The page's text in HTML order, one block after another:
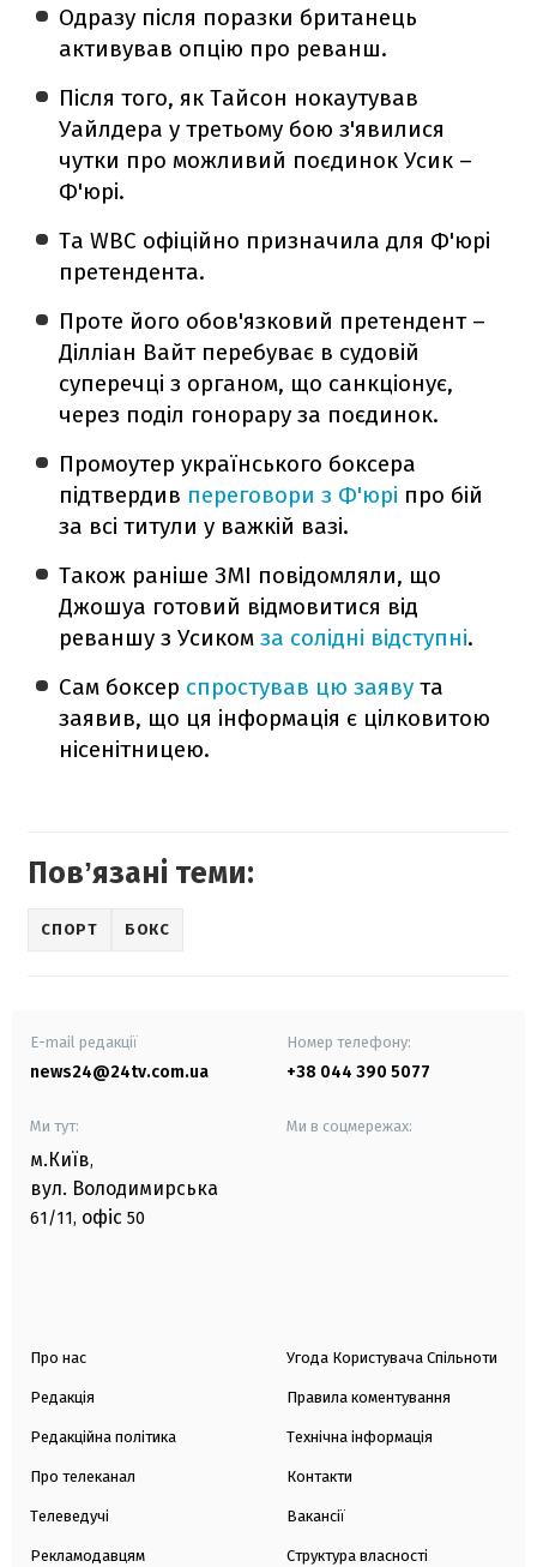
Одразу після поразки британець
активував опцію про реванш.
Після того, як Тайсон нокаутував
Уайлдера у третьому бою з'явилися
чутки про можливий поєдинок Усик –
Ф'юрі.
Та WBC офіційно призначила для Ф'юрі
претендента.
Проте його обов'язковий претендент –
Ділліан Вайт перебуває в судовій
суперечці з органом, що санкціонує,
через поділ гонорару за поєдинок.
Промоутер українського боксера
підтвердив переговори з Ф'юрі про бій
за всі титули у важкій вазі.
Також раніше ЗМІ повідомляли, що
Джошуа готовий відмовитися від
реваншу з Усикомза солідні відступні.
Сам боксер спростував цю заяву та
заявив, що ця інформація є цілковитою
нісенітницею.
Повʼязані теми:
СПОРТ БОКС
E-mail редакції
news24@24tv.com.ua
Номер телефону:
+38 044 390 5077
Ми тут:
м.Київ,
вул. Володимирська
61/11, офіс 50
Ми в соцмережах:
Про нас
Редакція
Редакційна політика
Про телеканал
Телеведучі
Рекламодавцям
Угода Користувача Спільноти
Правила коментування
Технічна інформація
Контакти
Вакансії
Структура власності